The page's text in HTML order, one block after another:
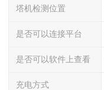
塔机检测位置
是否可以连接平台
是否可以软件上查看
充电方式